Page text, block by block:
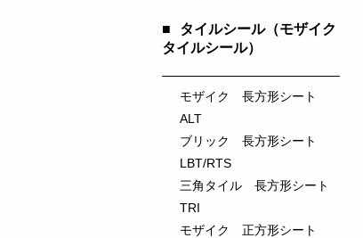
■
タイルシール（モザイク
タイルシール）
モザイク 長方形シート
ALT
ブリック 長方形シート
LBT/RTS
三角タイル 長方形シート
TRI
モザイク 正方形シート